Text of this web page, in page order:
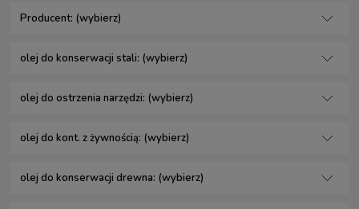
Producent: (wybierz)
olej do konserwacji stali: (wybierz)
olej do ostrzenia narzędzi: (wybierz)
olej do kont. z żywnością: (wybierz)
olej do konserwacji drewna: (wybierz)